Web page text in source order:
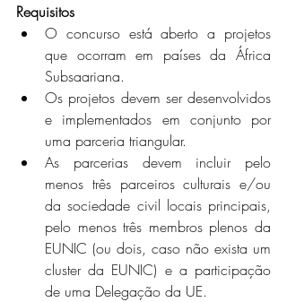
Requisitos
O concurso está aberto a projetos
que ocorram em países da África
Subsaariana.
Os projetos devem ser desenvolvidos
e implementados em conjunto por
uma parceria triangular.
As parcerias devem incluir pelo
menos três parceiros culturais e/ou
da sociedade civil locais principais,
pelo menos três membros plenos da
EUNIC (ou dois, caso não exista um
cluster da EUNIC) e a participação
de uma Delegação da UE.